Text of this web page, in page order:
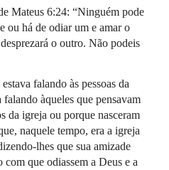
Mateus 6:24: “Ninguém pode
ou há de odiar um e amar o
o outro. Não podeis
falando às pessoas da
àqueles que pensavam
da igreja ou porque nasceram
naquele tempo, era a igreja
lhes que sua amizade
que odiassem a Deus e a